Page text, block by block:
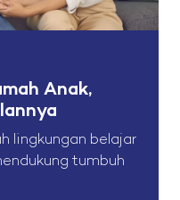
Anak,
lingkungan belajar
tumbuh